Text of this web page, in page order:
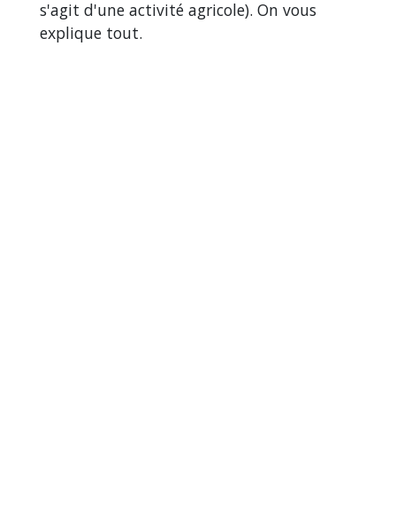
s'agit d'une activité agricole). On vous
explique tout.